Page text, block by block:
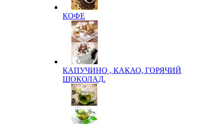
КОФЕ
КАПУЧИНО , КАКАО, ГОРЯЧИЙ
ШОКОЛАД.